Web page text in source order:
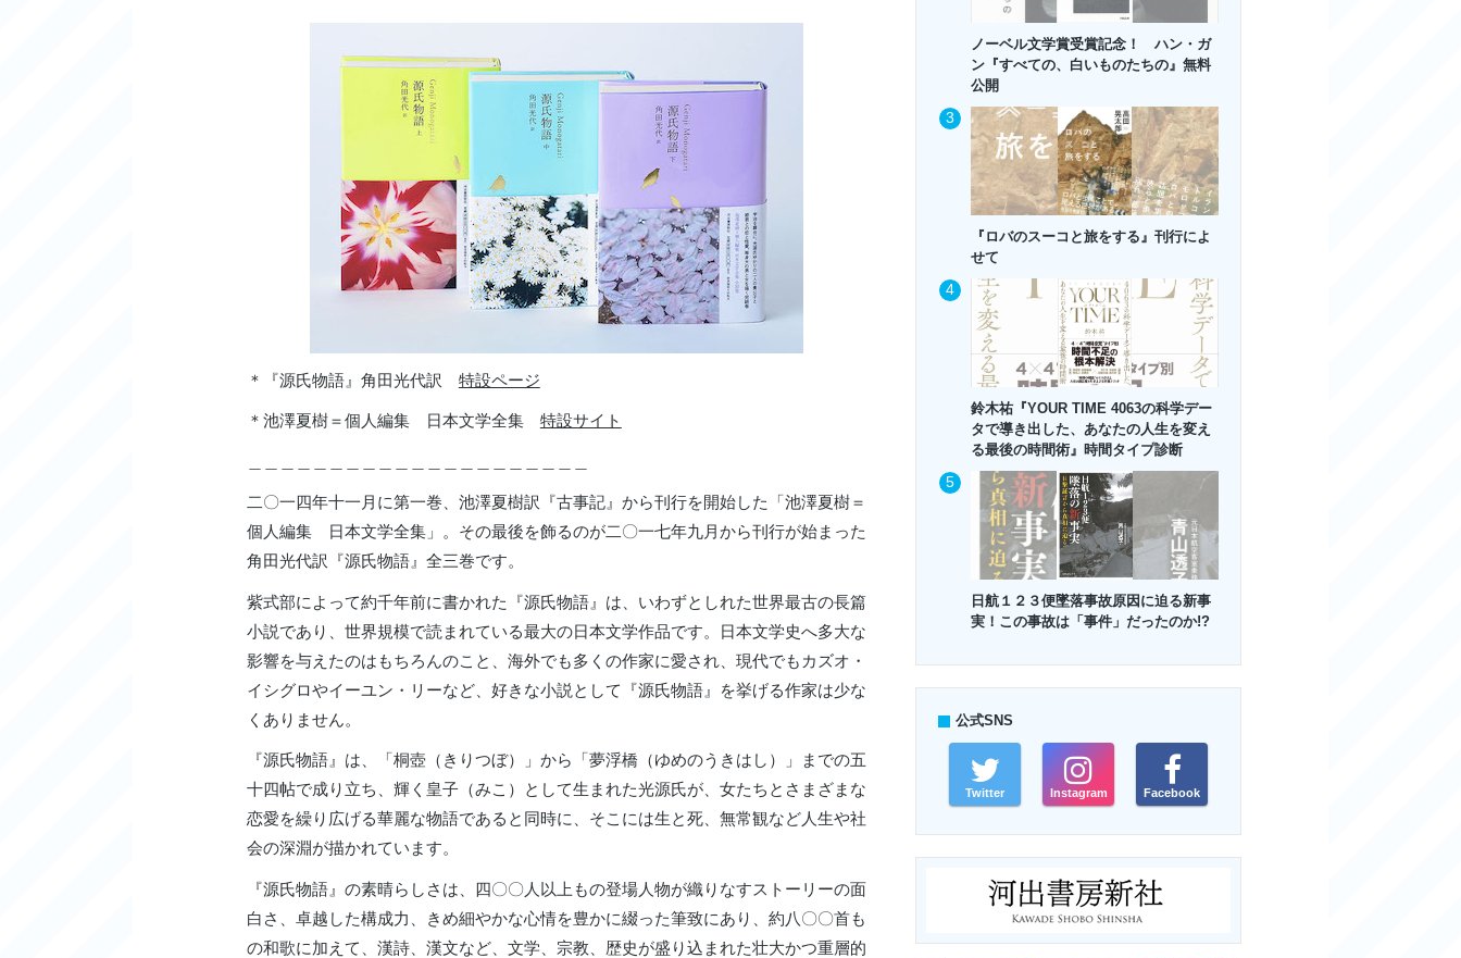
＊『源氏物語』角田光代訳 特設ページ
＊池澤夏樹＝個人編集 日本文学全集 特設サイト
二〇一四年十一月に第一巻、池澤夏樹訳『古事記』から刊行を開始した「池澤夏樹＝
個人編集 日本文学全集」。その最後を飾るのが二〇一七年九月から刊行が始まった
角田光代訳『源氏物語』全三巻です。
紫式部によって約千年前に書かれた『源氏物語』は、いわずとしれた世界最古の長篇
小説であり、世界規模で読まれている最大の日本文学作品です。日本文学史へ多大な
影響を与えたのはもちろんのこと、海外でも多くの作家に愛され、現代でもカズオ・
イシグロやイーユン・リーなど、好きな小説として『源氏物語』を挙げる作家は少な
くありません。
『源氏物語』は、「桐壺（きりつぼ）」から「夢浮橋（ゆめのうきはし）」までの五
十四帖で成り立ち、輝く皇子（みこ）として生まれた光源氏が、女たちとさまざまな
恋愛を繰り広げる華麗な物語であると同時に、そこには生と死、無常観など人生や社
会の深淵が描かれています。
『源氏物語』の素晴らしさは、四〇〇人以上もの登場人物が織りなすストーリーの面
白さ、卓越した構成力、きめ細やかな心情を豊かに綴った筆致にあり、約八〇〇首も
の和歌に加えて、漢詩、漢文など、文学、宗教、歴史が盛り込まれた壮大かつ重層的
ノーベル文学賞受賞記念！ ハン・ガ
ン『すべての、白いものたちの』無料
公開
『ロバのスーコと旅をする』刊行によ
せて
鈴木祐『YOUR TIME 4063の科学デー
タで導き出した、あなたの人生を変え
る最後の時間術』時間タイプ診断
日航１２３便墜落事故原因に迫る新事
実！この事故は「事件」だったのか!?
公式SNS
Twitter Instagram Facebook